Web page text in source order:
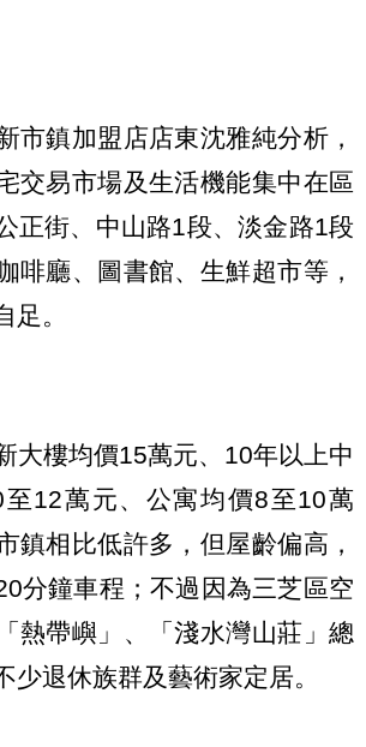
市鎮加盟店店東沈雅純分析，
交易市場及生活機能集中在區
正街、中山路1段、淡金路1段
啡廳、圖書館、生鮮超市等，
足。
大樓均價15萬元、10年以上中
12萬元、公寓均價8至10萬
鎮相比低許多，但屋齡偏高，
分鐘車程；不過因為三芝區空
熱帶嶼」、「淺水灣山莊」總
少退休族群及藝術家定居。